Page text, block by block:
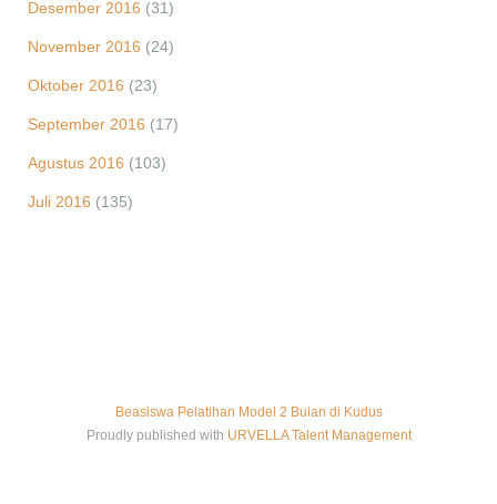
Desember 2016 (31)
November 2016 (24)
Oktober 2016 (23)
September 2016 (17)
Agustus 2016 (103)
Juli 2016 (135)
Beasiswa Pelatihan Model 2 Bulan di Kudus
Proudly published with URVELLA Talent Management